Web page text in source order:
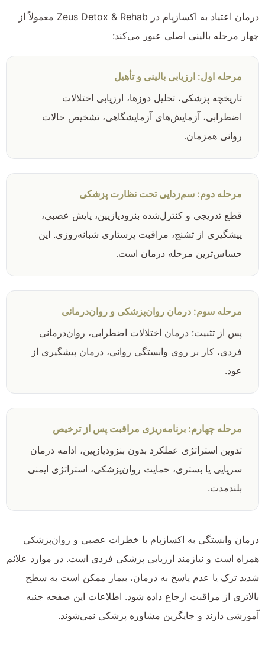
درمان اعتیاد به اکسازپام در Zeus Detox & Rehab معمولاً از
چهار مرحله بالینی اصلی عبور می‌کند:
مرحله اول: ارزیابی بالینی و تأهیل
تاریخچه پزشکی، تحلیل دوزها، ارزیابی اختلالات
اضطرابی، آزمایش‌های آزمایشگاهی، تشخیص حالات
روانی همزمان.
مرحله دوم: سم‌زدایی تحت نظارت پزشکی
قطع تدریجی و کنترل‌شده بنزودیازپین، پایش عصبی،
پیشگیری از تشنج، مراقبت پرستاری شبانه‌روزی. این
حساس‌ترین مرحله درمان است.
مرحله سوم: درمان روان‌پزشکی و روان‌درمانی
پس از تثبیت: درمان اختلالات اضطرابی، روان‌درمانی
فردی، کار بر روی وابستگی روانی، درمان پیشگیری از
عود.
مرحله چهارم: برنامه‌ریزی مراقبت پس از ترخیص
تدوین استراتژی عملکرد بدون بنزودیازپین، ادامه درمان
سرپایی یا بستری، حمایت روان‌پزشکی، استراتژی ایمنی
بلندمدت.
درمان وابستگی به اکسازپام با خطرات عصبی و روان‌پزشکی
همراه است و نیازمند ارزیابی پزشکی فردی است. در موارد علائم
شدید ترک یا عدم پاسخ به درمان، بیمار ممکن است به سطح
بالاتری از مراقبت ارجاع داده شود. اطلاعات این صفحه جنبه
آموزشی دارند و جایگزین مشاوره پزشکی نمی‌شوند.